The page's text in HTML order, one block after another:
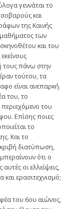
γεννάται το
και
της Καινής
των
και του
τους πάνω στην
τούτου, τα
είναι ανεπαρκή.
του, το
του
Επίσης ποιες
το
Και το
διατύπωση,
ότι ο
οι ελλείψεις,
ερασιτεχνισμό;
του 6ου αιώνος,